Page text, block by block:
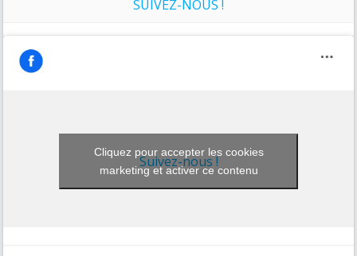
SUIVEZ-NOUS !
Suivez-nous !
Cliquez pour accepter les cookies
marketing et activer ce contenu